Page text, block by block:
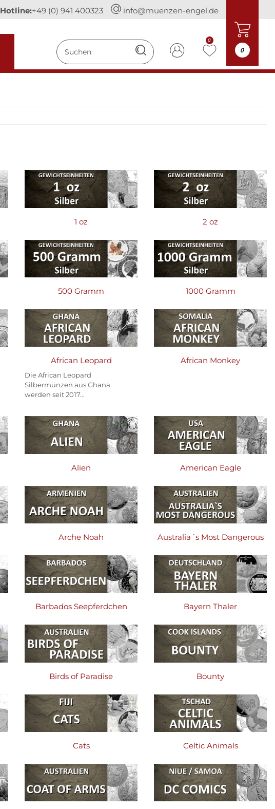
Hotline:+49 (0) 941 400323 info@muenzen-engel.de
0
0
1 oz 2 oz
500 Gramm 1000 Gramm
African Leopard
Die African Leopard
Silbermünzen aus Ghana
werden seit 2017...
African Monkey
Alien American Eagle
Arche Noah Australia´s Most Dangerous
Barbados Seepferdchen Bayern Thaler
Birds of Paradise Bounty
Cats Celtic Animals